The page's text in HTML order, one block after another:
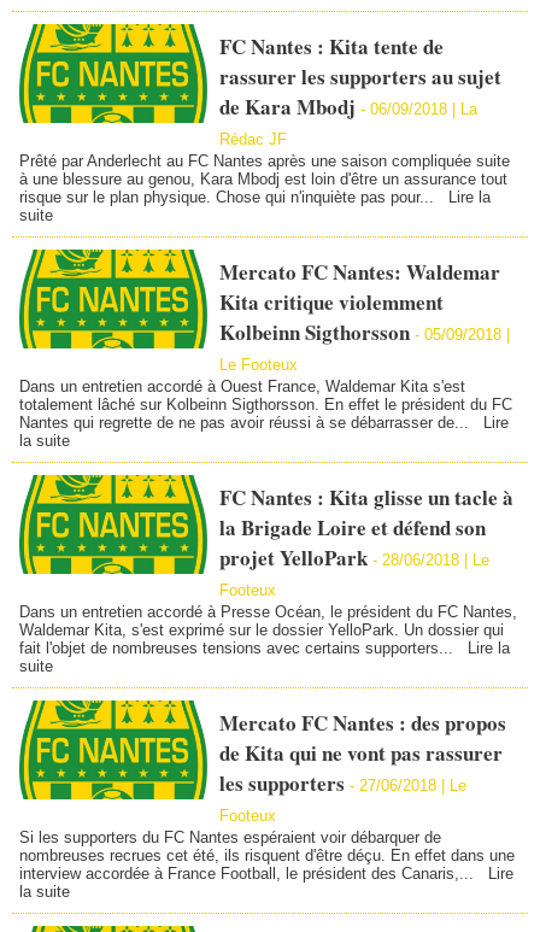
FC Nantes : Kita tente de
rassurer les supporters au sujet
de Kara Mbodj - 06/09/2018 | La
Rédac JF
Prêté par Anderlecht au FC Nantes après une saison compliquée suite
à une blessure au genou, Kara Mbodj est loin d'être un assurance tout
risque sur le plan physique. Chose qui n'inquiète pas pour...
Lire la
suite
Mercato FC Nantes: Waldemar
Kita critique violemment
Kolbeinn Sigthorsson - 05/09/2018 |
Le Footeux
Dans un entretien accordé à Ouest France, Waldemar Kita s'est
totalement lâché sur Kolbeinn Sigthorsson. En effet le président du FC
Nantes qui regrette de ne pas avoir réussi à se débarrasser de...
Lire
la suite
FC Nantes : Kita glisse un tacle à
la Brigade Loire et défend son
projet YelloPark - 28/06/2018 | Le
Footeux
Dans un entretien accordé à Presse Océan, le président du FC Nantes,
Waldemar Kita, s'est exprimé sur le dossier YelloPark. Un dossier qui
fait l'objet de nombreuses tensions avec certains supporters...
Lire la
suite
Mercato FC Nantes : des propos
de Kita qui ne vont pas rassurer
les supporters - 27/06/2018 | Le
Footeux
Si les supporters du FC Nantes espéraient voir débarquer de
nombreuses recrues cet été, ils risquent d'être déçu. En effet dans une
interview accordée à France Football, le président des Canaris,...
Lire
la suite